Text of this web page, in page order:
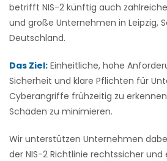
betrifft NIS-2 künftig auch
und große Unternehmen in Leipzig,
Deutschland.
Das Ziel: Einheitliche, hohe
Sicherheit und klare Pflichten für
Cyberangriffe frühzeitig zu
Schäden zu minimieren.
Wir unterstützen Unternehmen
der NIS-2 Richtlinie rechtssicher